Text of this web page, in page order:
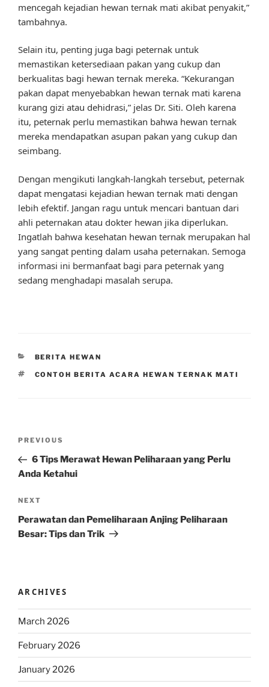
mencegah kejadian hewan ternak mati akibat penyakit,”
tambahnya.
Selain itu, penting juga bagi peternak untuk
memastikan ketersediaan pakan yang cukup dan
berkualitas bagi hewan ternak mereka. “Kekurangan
pakan dapat menyebabkan hewan ternak mati karena
kurang gizi atau dehidrasi,” jelas Dr. Siti. Oleh karena
itu, peternak perlu memastikan bahwa hewan ternak
mereka mendapatkan asupan pakan yang cukup dan
seimbang.
Dengan mengikuti langkah-langkah tersebut, peternak
dapat mengatasi kejadian hewan ternak mati dengan
lebih efektif. Jangan ragu untuk mencari bantuan dari
ahli peternakan atau dokter hewan jika diperlukan.
Ingatlah bahwa kesehatan hewan ternak merupakan hal
yang sangat penting dalam usaha peternakan. Semoga
informasi ini bermanfaat bagi para peternak yang
sedang menghadapi masalah serupa.
CATEGORIES
BERITA HEWAN
TAGS
CONTOH BERITA ACARA HEWAN TERNAK MATI
Previous
Post
PREVIOUS
6 Tips Merawat Hewan Peliharaan yang Perlu
Anda Ketahui
Next
Post
NEXT
Perawatan dan Pemeliharaan Anjing Peliharaan
Besar: Tips dan Trik
ARCHIVES
March 2026
February 2026
January 2026